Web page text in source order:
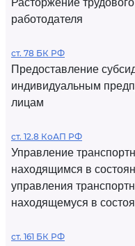
Расторжение
работодателя
ст. 78 БК РФ
Предоставление
индивидуальным
лицам
ст. 12.8 КоАП РФ
Управление
находящимся в
управления
находящемуся в
ст. 161 БК РФ